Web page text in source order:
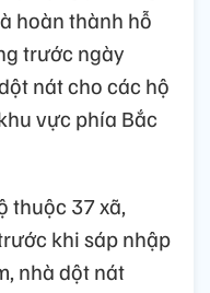
hoàn thành hỗ
trước ngày
nát cho các hộ
vực phía Bắc
thuộc 37 xã,
khi sáp nhập
nhà dột nát